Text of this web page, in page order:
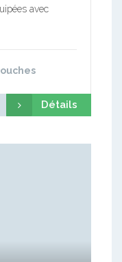
avec
Détails